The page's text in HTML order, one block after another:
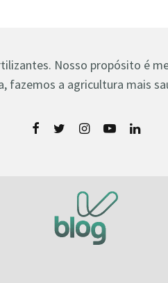
Nosso propósito é
fazemos a agricultura mais